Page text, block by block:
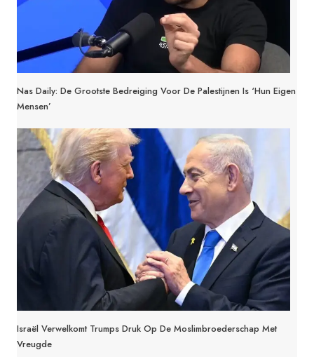
Nas Daily: De Grootste Bedreiging Voor De Palestijnen Is ‘hun Eigen
Mensen’
Israël Verwelkomt Trumps Druk Op De Moslimbroederschap Met
Vreugde